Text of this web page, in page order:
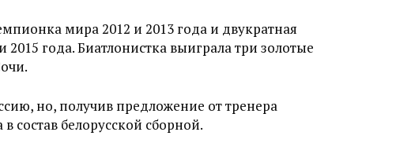
мира 2012 и 2013 года и двукратная
года. Биатлонистка выиграла три золотые
но, получив предложение от тренера
состав белорусской сборной.